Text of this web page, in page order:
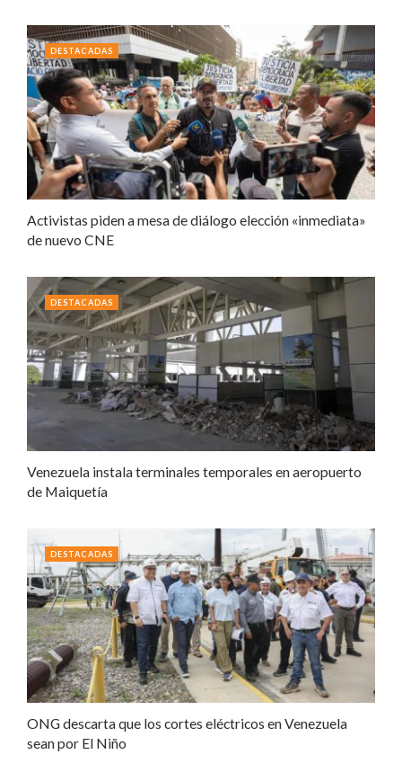
Activistas piden a mesa de diálogo elección «inmediata»
de nuevo CNE
DESTACADAS
Venezuela instala terminales temporales en aeropuerto
de Maiquetía
DESTACADAS
ONG descarta que los cortes eléctricos en Venezuela
sean por El Niño
DESTACADAS